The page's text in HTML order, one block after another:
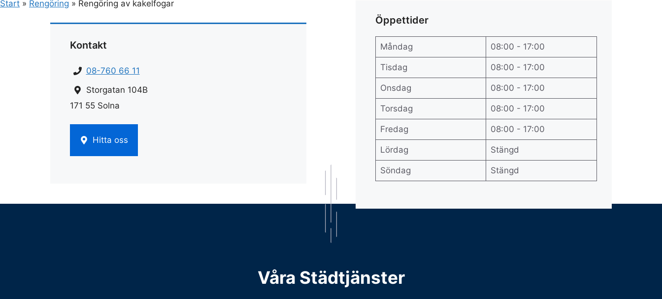
Start » Rengöring » Rengöring av kakelfogar
Kontakt
08-760 66 11
Storgatan 104B
171 55 Solna
Hitta oss
Öppettider
Måndag 08:00 - 17:00
Tisdag 08:00 - 17:00
Onsdag 08:00 - 17:00
Torsdag 08:00 - 17:00
Fredag 08:00 - 17:00
Lördag Stängd
Söndag Stängd
Våra Städtjänster